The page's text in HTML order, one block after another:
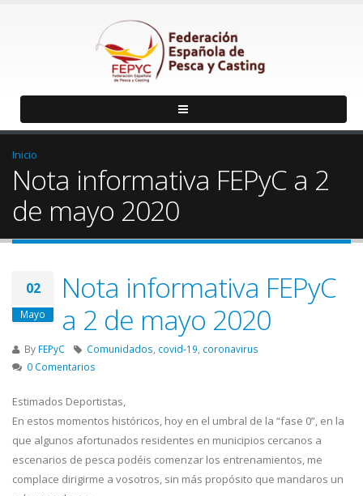
Inicio
Nota informativa FEPyC a 2
de mayo 2020
02
Mayo
Nota informativa FEPyC
a 2 de mayo 2020
By FEPyC Comunidados covid-19 coronavirus
0 Comentarios
Estimados Deportistas,
En estos momentos históricos, hoy en el umbral de la “fase 0”, en la
que algunos afortunados residentes en municipios cercanos a
escenarios de pesca podéis comenzar los entrenamientos, me
complace dirigirme a vosotros, sin más propósito que mandaros un